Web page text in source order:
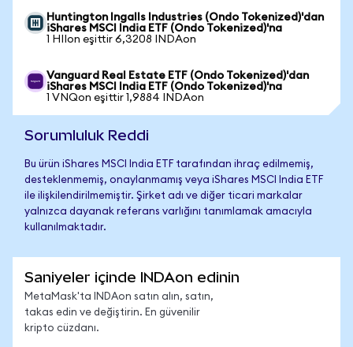
Huntington Ingalls Industries (Ondo Tokenized)'dan
iShares MSCI India ETF (Ondo Tokenized)'na
1 HIIon eşittir 6,3208 INDAon
Vanguard Real Estate ETF (Ondo Tokenized)'dan
iShares MSCI India ETF (Ondo Tokenized)'na
1 VNQon eşittir 1,9884 INDAon
Sorumluluk Reddi
Bu ürün iShares MSCI India ETF tarafından ihraç edilmemiş,
desteklenmemiş, onaylanmamış veya iShares MSCI India ETF
ile ilişkilendirilmemiştir. Şirket adı ve diğer ticari markalar
yalnızca dayanak referans varlığını tanımlamak amacıyla
kullanılmaktadır.
Saniyeler içinde INDAon edinin
MetaMask'ta INDAon satın alın, satın,
takas edin ve değiştirin. En güvenilir
kripto cüzdanı.